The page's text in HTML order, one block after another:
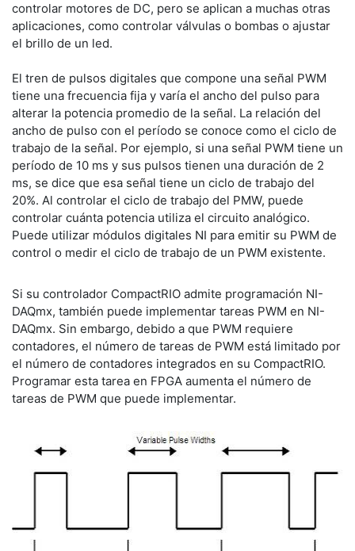
controlar motores de DC, pero se aplican a muchas otras
aplicaciones, como controlar válvulas o bombas o ajustar
el brillo de un led.
El tren de pulsos digitales que compone una señal PWM
tiene una frecuencia fija y varía el ancho del pulso para
alterar la potencia promedio de la señal. La relación del
ancho de pulso con el período se conoce como el ciclo de
trabajo de la señal. Por ejemplo, si una señal PWM tiene un
período de 10 ms y sus pulsos tienen una duración de 2
ms, se dice que esa señal tiene un ciclo de trabajo del
20%. Al controlar el ciclo de trabajo del PMW, puede
controlar cuánta potencia utiliza el circuito analógico.
Puede utilizar módulos digitales NI para emitir su PWM de
control o medir el ciclo de trabajo de un PWM existente.
Si su controlador CompactRIO admite programación NI-
DAQmx, también puede implementar tareas PWM en NI-
DAQmx. Sin embargo, debido a que PWM requiere
contadores, el número de tareas de PWM está limitado por
el número de contadores integrados en su CompactRIO.
Programar esta tarea en FPGA aumenta el número de
tareas de PWM que puede implementar.